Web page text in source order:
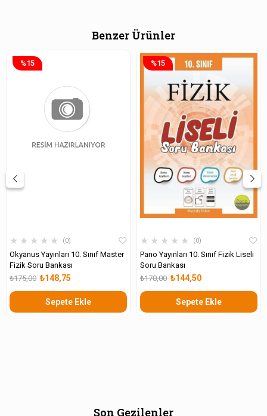
Benzer Ürünler
★ ★ ★ ★ ★ 0
Okyanus Yayınları 10. Sınıf Master
Fizik Soru Bankası
₺148,75
₺175,00
Sepete Ekle
%15
★ ★ ★ ★ ★ 0
Pano Yayınları 10. Sınıf Fizik Liseli
Soru Bankası
₺144,50
₺170,00
Sepete Ekle
%15
Son Gezilenler